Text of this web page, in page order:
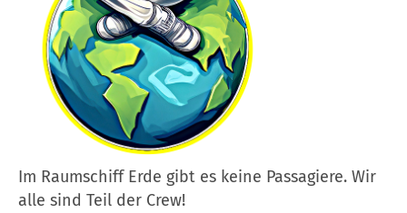
Im Raumschiff Erde gibt es keine Passagiere. Wir
alle sind Teil der Crew!